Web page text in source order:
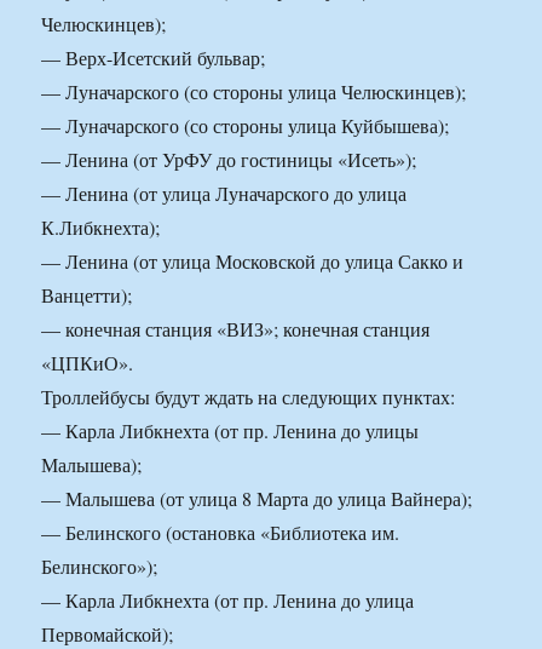
Челюскинцев);
— Верх-Исетский бульвар;
— Луначарского (со стороны улица Челюскинцев);
— Луначарского (со стороны улица Куйбышева);
— Ленина (от УрФУ до гостиницы «Исеть»);
— Ленина (от улица Луначарского до улица
К.Либкнехта);
— Ленина (от улица Московской до улица Сакко и
Ванцетти);
— конечная станция «ВИЗ»; конечная станция
«ЦПКиО».
Троллейбусы будут ждать на следующих пунктах:
— Карла Либкнехта (от пр. Ленина до улицы
Малышева);
— Малышева (от улица 8 Марта до улица Вайнера);
— Белинского (остановка «Библиотека им.
Белинского»);
— Карла Либкнехта (от пр. Ленина до улица
Первомайской);